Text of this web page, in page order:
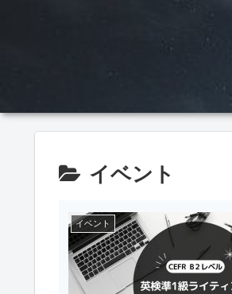
イベント
イベント